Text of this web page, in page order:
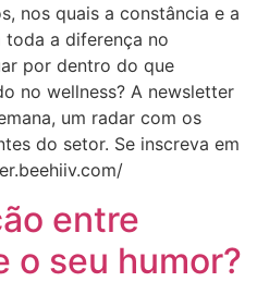
nos quais a constância e a
a diferença no
por dentro do que
no wellness? A newsletter
um radar com os
do setor. Se inscreva em
entre
o seu humor?